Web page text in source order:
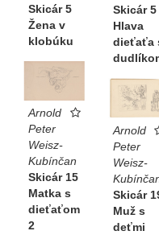
Skicár 5
Žena v
klobúku
Skicár 5
Hlava
dieťaťa
Arnold
Peter
Weisz-
Kubínčan
Skicár 15
Matka s
dieťaťom
2
Arnold
Peter
Weisz-
Skicár
Muž s
deťmi